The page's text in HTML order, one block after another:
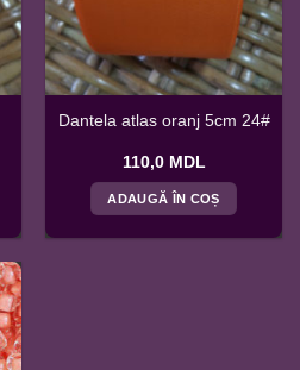
Dantela atlas oranj 5cm 24#
110,0 MDL
ADAUGĂ ÎN COȘ